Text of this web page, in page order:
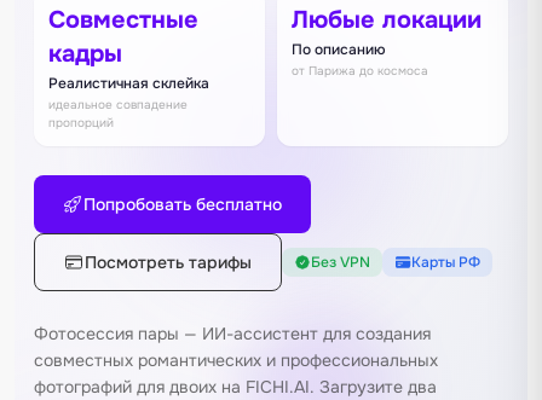
Совместные
кадры
Реалистичная склейка
идеальное совпадение
пропорций
Любые локации
По описанию
от Парижа до космоса
Попробовать бесплатно
Посмотреть тарифы Без VPN Карты РФ
Фотосессия пары — ИИ-ассистент для создания
совместных романтических и профессиональных
фотографий для двоих на FICHI.AI. Загрузите два